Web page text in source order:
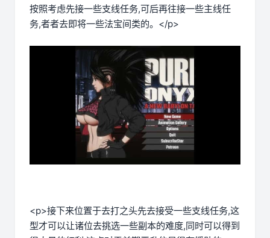
按照考虑先接一些支线任务,可后再往接一些主线任
务,者者去即将一些法宝间类的。</p>
<p>接下来位置于去打之头先去接受一些支线任务,这
型才可以让诸位去挑选一些副本的难度,同时可以得到